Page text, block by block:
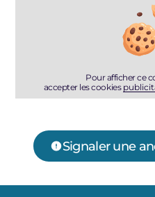
Pour afficher ce
accepter les cookies
Signaler une